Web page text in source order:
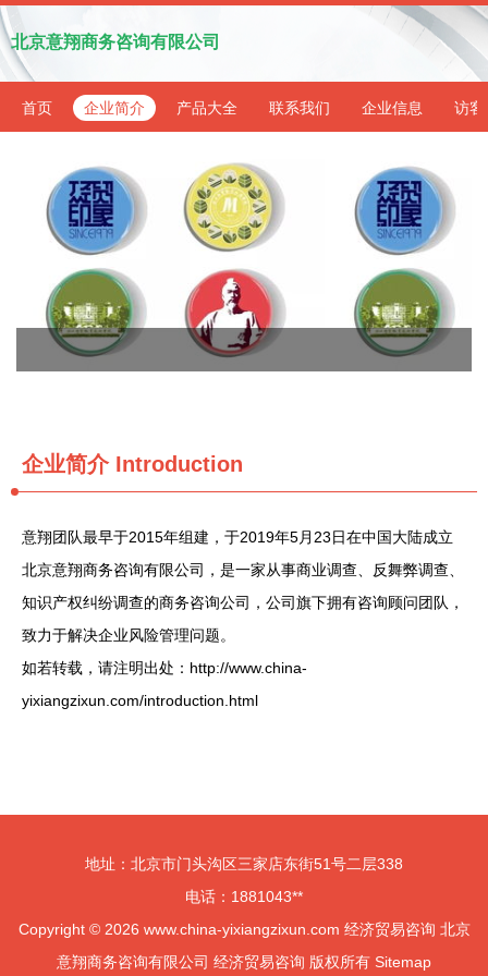
北京意翔商务咨询有限公司
首页 企业简介 产品大全 联系我们 企业信息 访客
企业简介 Introduction
意翔团队最早于2015年组建，于2019年5月23日在中国大陆成立
北京意翔商务咨询有限公司，是一家从事商业调查、反舞弊调查、
知识产权纠纷调查的商务咨询公司，公司旗下拥有咨询顾问团队，
致力于解决企业风险管理问题。
如若转载，请注明出处：http://www.china-
yixiangzixun.com/introduction.html
地址：北京市门头沟区三家店东街51号二层338
电话：1881043**
Copyright © 2026 www.china-yixiangzixun.com 经济贸易咨询 北京
意翔商务咨询有限公司 经济贸易咨询 版权所有 Sitemap